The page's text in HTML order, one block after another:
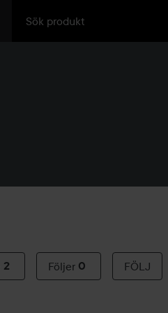
2 Följer 0 FÖLJ